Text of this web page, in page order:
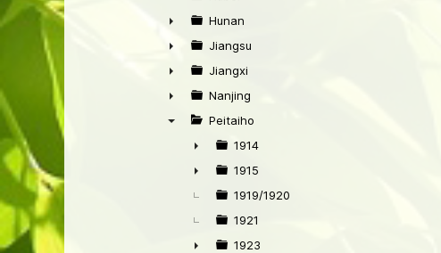
►
►
Hunan
►
Jiangsu
►
Jiangxi
►
Nanjing
Peitaiho
►
1914
►
1915
1919/1920
1921
1923